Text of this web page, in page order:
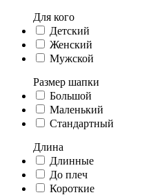
Для кого
Детский
Женский
Мужской
Размер шапки
Большой
Маленький
Стандартный
Длина
Длинные
До плеч
Короткие